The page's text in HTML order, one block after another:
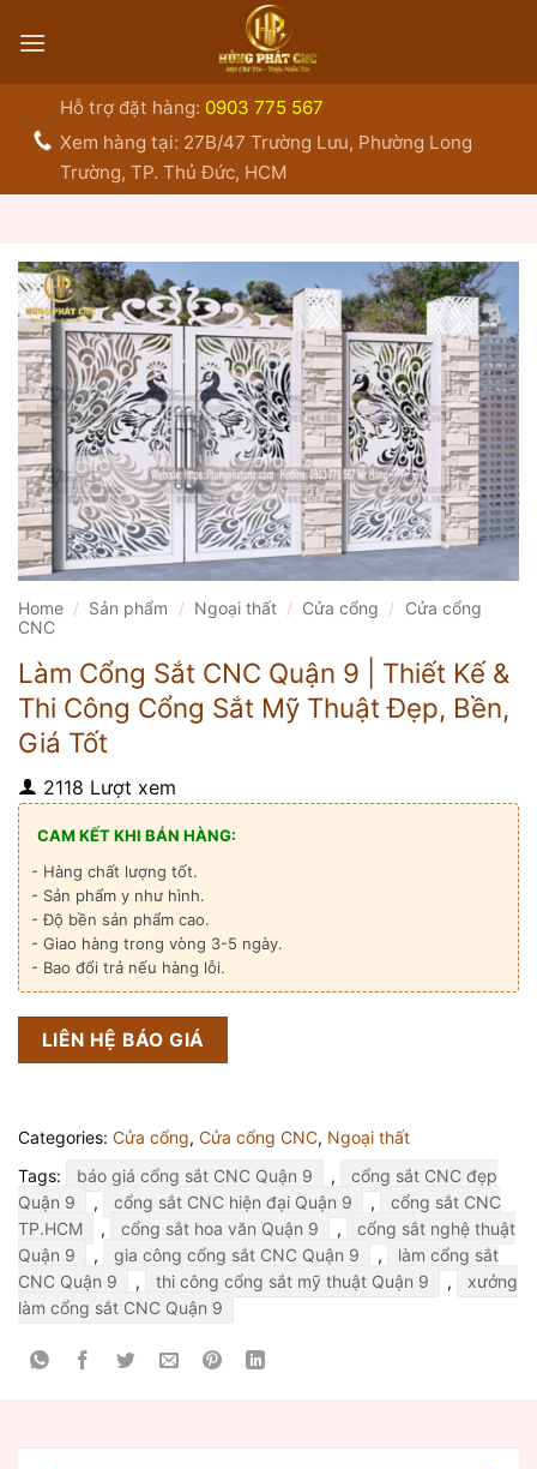
qua
Hỗ trợ đặt hàng: 0903 775 567
Xem hàng tại: 27B/47 Trường Lưu, Phường Long
Trường, TP. Thủ Đức, HCM
Home / Sản phẩm / Ngoại thất / Cửa cổng /
Cửa cổng
CNC
Làm Cổng Sắt CNC Quận 9 | Thiết Kế &
Thi Công Cổng Sắt Mỹ Thuật Đẹp, Bền,
Giá Tốt
2118 Lượt xem
CAM KẾT KHI BÁN HÀNG:
- Hàng chất lượng tốt.
- Sản phẩm y như hình.
- Độ bền sản phẩm cao.
- Giao hàng trong vòng 3-5 ngày.
- Bao đổi trả nếu hàng lỗi.
LIÊN HỆ BÁO GIÁ
Categories: Cửa cổng, Cửa cổng CNC, Ngoại thất
Tags:
báo giá cổng sắt CNC Quận 9 ,
cổng sắt CNC đẹp
Quận 9
, cổng sắt CNC hiện đại Quận 9 ,
cổng sắt CNC
TP.HCM
, cổng sắt hoa văn Quận 9 ,
cổng sắt nghệ thuật
Quận 9
, gia công cổng sắt CNC Quận 9 ,
làm cổng sắt
CNC Quận 9
, thi công cổng sắt mỹ thuật Quận 9 ,
xưởng
làm cổng sắt CNC Quận 9